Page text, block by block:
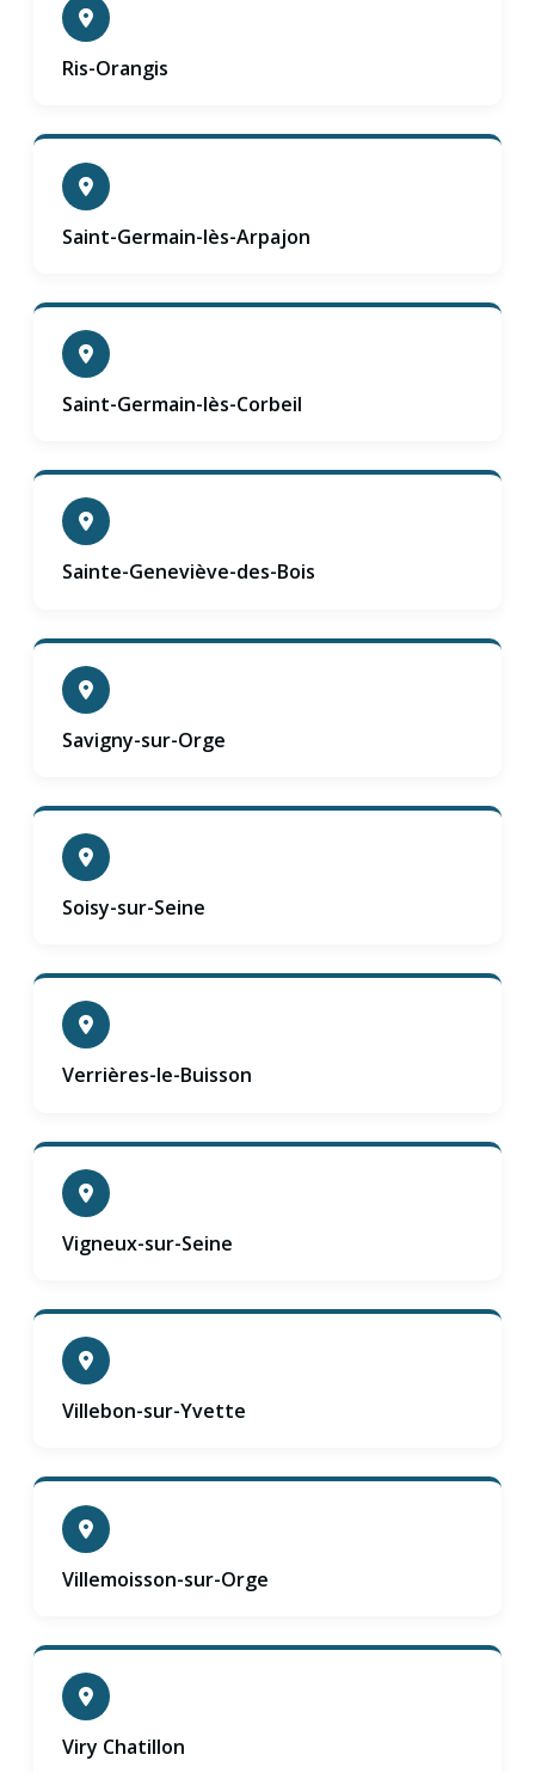
Ris-Orangis
Saint-Germain-lès-Arpajon
Saint-Germain-lès-Corbeil
Sainte-Geneviève-des-Bois
Savigny-sur-Orge
Soisy-sur-Seine
Verrières-le-Buisson
Vigneux-sur-Seine
Villebon-sur-Yvette
Villemoisson-sur-Orge
Viry Chatillon